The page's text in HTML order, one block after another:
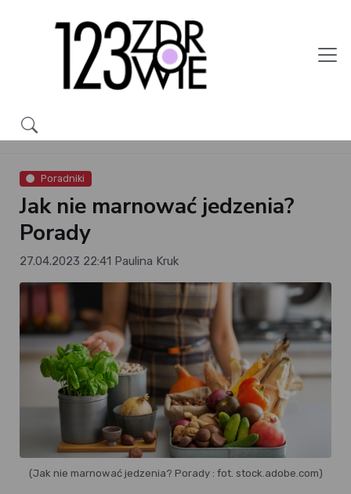
Poradniki
Jak nie marnować jedzenia?
Porady
27.04.2023 22:41 Paulina Kruk
(Jak nie marnować jedzenia? Porady : fot. stock.adobe.com)